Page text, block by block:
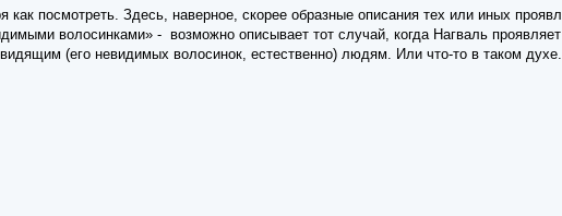
как посмотреть. Здесь, наверное, скорее образные описания тех или иных
волосинками» - возможно описывает тот случай, когда Нагваль
(его невидимых волосинок, естественно) людям. Или что-то в таком духе.